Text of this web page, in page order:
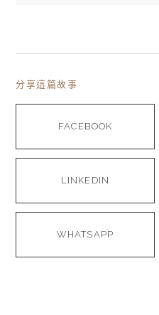
分享這篇故事
FACEBOOK
LINKEDIN
WHATSAPP